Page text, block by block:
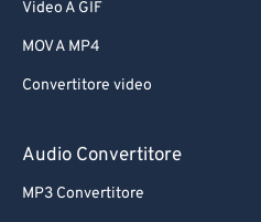
Video A GIF
MOV A MP4
Convertitore video
Audio Convertitore
MP3 Convertitore